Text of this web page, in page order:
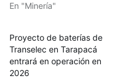
En "Minería"
Proyecto de baterías de
Transelec en Tarapacá
entrará en operación en
2026